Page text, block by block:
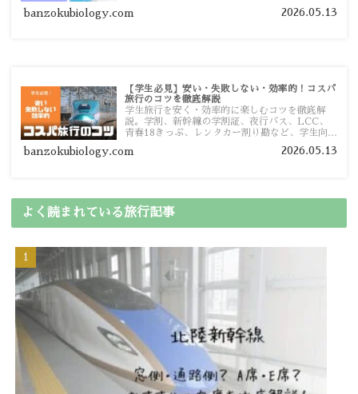
banzokubiology.com 2026.05.13
【学生必見】安い・失敗しない・効率的！コスパ
旅行のコツを徹底解説
学生旅行を安く・効率的に楽しむコツを徹底解
説。学割、新幹線の学割証、夜行バス、LCC、
青春18きっぷ、レンタカー割り勘など、学生向け
banzokubiology.com 2026.05.13
よく読まれている旅行記事